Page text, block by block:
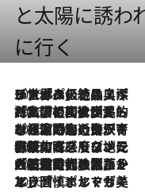
と太陽に誘わ
に行く
2026.8.8
リスボンの絶品スイーツ「パステル・デ・ナタ」とは？ポルトガル伝統の奥深い世界へ
2026.7.27
「私の祖国はポルトガル語です」国民的詩人フェルナンド・ペソアと、彼が愛した文学の街を歩く
2026.7.26
ポルトガル近海が育む極上の海の幸。キリリと冷えた白ワインと愉しむ、シーフード専門店の贅沢
2026.7.22
伝統の味をモダンに昇華。高感度な地元客が集う、リスボンの最旬ガストロノミー
2026.7.21
大航海時代の栄華から、震災、独裁、そして革命へ。ポルトガル・首都リスボンの石畳に刻まれた「歴史の光と影」
2026.7.13
エッセイ・ヤマザキマリ「慎ましくも美しき国 ポルトガル」